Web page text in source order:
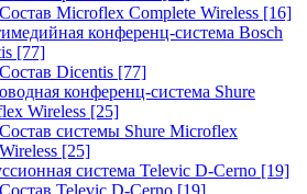
Состав Microflex Complete Wireless [16]
конференц-система Bosch
[77]
Состав Dicentis [77]
конференц-система Shure
Wireless [25]
Состав системы Shure Microflex
Wireless [25]
система Televic D-Cerno [19]
Состав Televic D-Cerno [19]